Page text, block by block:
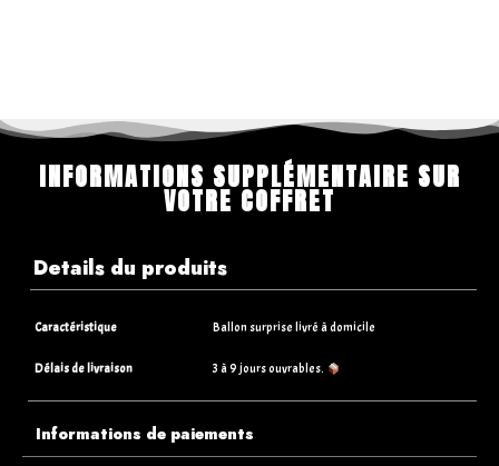
INFORMATIONS SUPPLÉMENTAIRE SUR
VOTRE COFFRET
Details du produits
Caractéristique Ballon surprise livré à domicile
Délais de livraison 3 à 9 jours ouvrables.
Informations de paiements